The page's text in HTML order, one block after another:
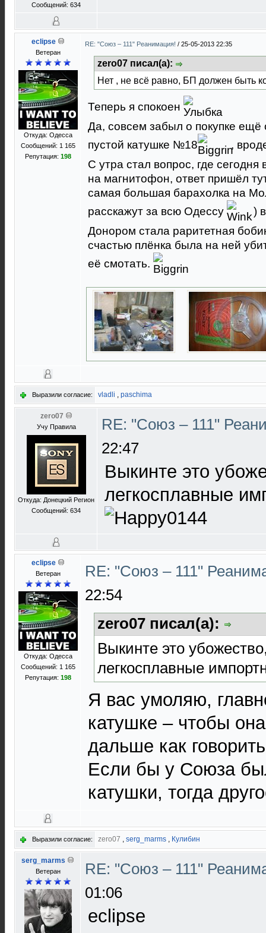
Сообщений: 634
eclipse
Ветеран
Откуда: Одесса
Сообщений: 1 165
Репутация: 198
RE: "Союз – 111" Реанимация! / 25-05-2013 22:35
zero07 писал(а):
Нет , не всё равно, БП должен быть
Теперь я спокоен
Да, совсем забыл о покупке ещё
пустой катушке №18
,
С утра стал вопрос, где
на магнитофон, ответ пришёл
самая большая барахолка на
расскажут за всю Одессу
)
Донором стала раритетная
счастью плёнка была на ней
её смотать.
Выразили согласие: vladli , paschima
zero07
Учу Правила
Откуда: Донецкий Регион
Сообщений: 634
RE: "Союз – 111"
22:47
Выкинте это
легкосплавные
eclipse
Ветеран
Откуда: Одесса
Сообщений: 1 165
Репутация: 198
RE: "Союз – 111"
22:54
zero07 писал(а):
Выкинте это
легкосплавные
Я вас умоляю,
катушке – чтобы
дальше как
Если бы у Союза
катушки, тогда
Выразили согласие: zero07 , serg_marms , Кулибин
serg_marms
Ветеран
RE: "Союз – 111"
01:06
eclipse